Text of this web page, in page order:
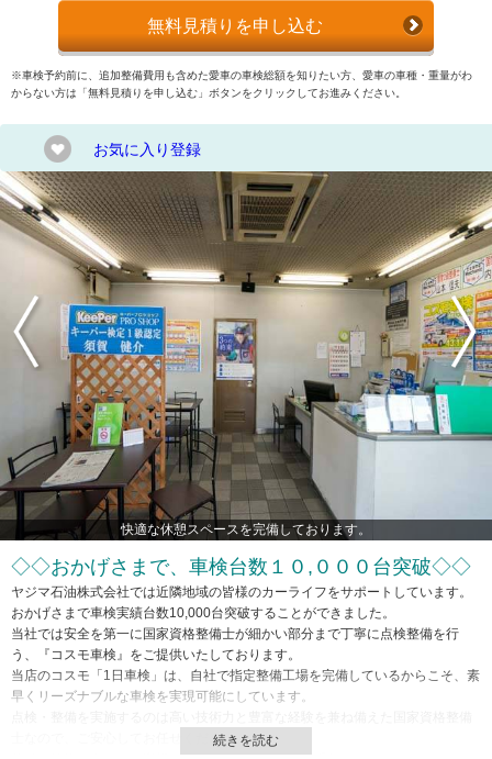
無料見積りを申し込む
※車検予約前に、追加整備費用も含めた愛車の車検総額を知りたい方、愛車の車種・重量がわ
からない方は「無料見積りを申し込む」ボタンをクリックしてお進みください。
お気に入り登録
快適な休憩スペースを完備しております。
◇◇おかげさまで、車検台数１０,０００台突破◇◇
ヤジマ石油株式会社では近隣地域の皆様のカーライフをサポートしています。
おかげさまで車検実績台数10,000台突破することができました。
当社では安全を第一に国家資格整備士が細かい部分まで丁寧に点検整備を行
う、『コスモ車検』をご提供いたしております。
当店のコスモ「1日車検」は、自社で指定整備工場を完備しているからこそ、素
早くリーズナブルな車検を実現可能にしています。
士なので、ご安心してお任せください。